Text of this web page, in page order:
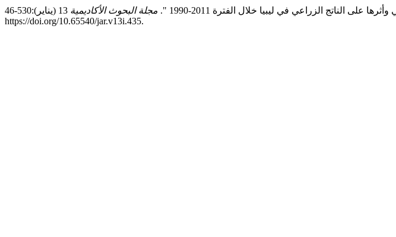
مجلة البحوث الأكاديمية
13 (يناير):530-46.
https://doi.org/10.65540/jar.v13i.435.